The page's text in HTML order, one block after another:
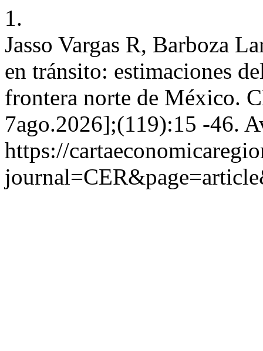
1.
Jasso Vargas R, Barboza
en tránsito: estimaciones
frontera norte de México.
7ago.2026];(119):15 -46.
https://